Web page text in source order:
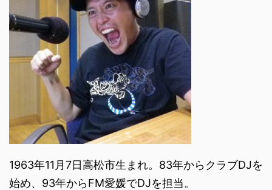
1963年11月7日高松市生まれ。83年からクラブDJを
始め、93年からFM愛媛でDJを担当。